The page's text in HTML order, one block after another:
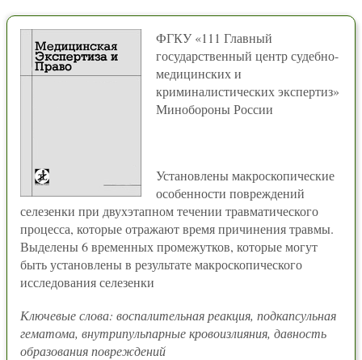
ФГКУ «111 Главный
государственный центр судебно-
медицинских и
криминалистических экспертиз»
Минобороны России
Установлены макроскопические
особенности повреждений
селезенки при двухэтапном течении травматического
процесса, которые отражают время причинения травмы.
Выделены 6 временных промежутков, которые могут
быть установлены в результате макроскопического
исследования селезенки
Ключевые слова: воспалительная реакция, подкапсульная
гематома, внутрипульпарные кровоизлияния, давность
образования повреждений